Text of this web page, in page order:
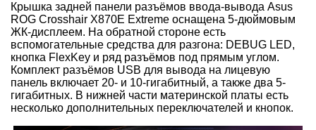
Крышка задней панели разъёмов ввода-вывода Asus
ROG Crosshair X870E Extreme оснащена 5-дюймовым
ЖК-дисплеем. На обратной стороне есть
вспомогательные средства для разгона: DEBUG LED,
кнопка FlexKey и ряд разъёмов под прямым углом.
Комплект разъёмов USB для вывода на лицевую
панель включает 20- и 10-гигабитный, а также два 5-
гигабитных. В нижней части материнской платы есть
несколько дополнительных переключателей и кнопок.